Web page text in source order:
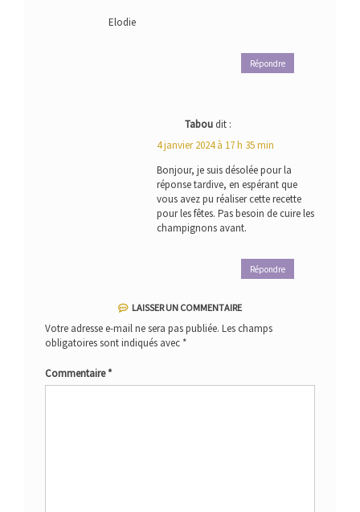
Elodie
Répondre
Tabou dit :
4 janvier 2024 à 17 h 35 min
Bonjour, je suis désolée pour la
réponse tardive, en espérant que
vous avez pu réaliser cette recette
pour les fêtes. Pas besoin de cuire les
champignons avant.
Répondre
LAISSER UN COMMENTAIRE
Votre adresse e-mail ne sera pas publiée. Les champs
obligatoires sont indiqués avec *
Commentaire*